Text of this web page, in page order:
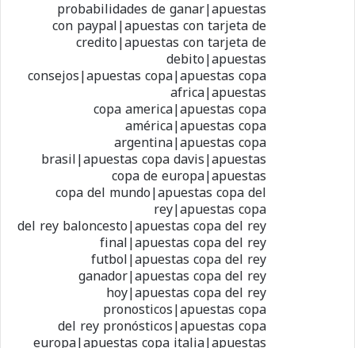
probabilidades de ganar|apuestas
con paypal|apuestas con tarjeta de
credito|apuestas con tarjeta de
debito|apuestas
consejos|apuestas copa|apuestas copa
africa|apuestas
copa america|apuestas copa
américa|apuestas copa
argentina|apuestas copa
brasil|apuestas copa davis|apuestas
copa de europa|apuestas
copa del mundo|apuestas copa del
rey|apuestas copa
del rey baloncesto|apuestas copa del rey
final|apuestas copa del rey
futbol|apuestas copa del rey
ganador|apuestas copa del rey
hoy|apuestas copa del rey
pronosticos|apuestas copa
del rey pronósticos|apuestas copa
europa|apuestas copa italia|apuestas